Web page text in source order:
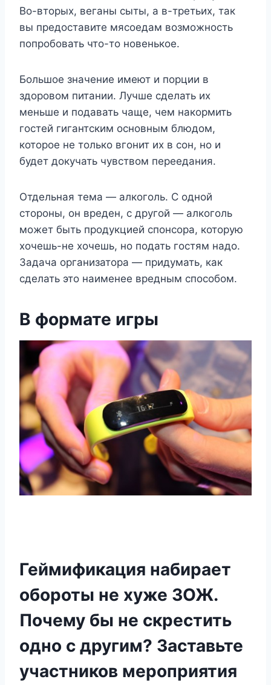
Во-вторых, веганы сыты, а в-третьих, так
вы предоставите мясоедам возможность
попробовать что-то новенькое.
Большое значение имеют и порции в
здоровом питании. Лучше сделать их
меньше и подавать чаще, чем накормить
гостей гигантским основным блюдом,
которое не только вгонит их в сон, но и
будет докучать чувством переедания.
Отдельная тема — алкоголь. С одной
стороны, он вреден, с другой — алкоголь
может быть продукцией спонсора, которую
хочешь-не хочешь, но подать гостям надо.
Задача организатора — придумать, как
сделать это наименее вредным способом.
В формате игры
Геймификация набирает
обороты не хуже ЗОЖ.
Почему бы не скрестить
одно с другим? Заставьте
участников мероприятия